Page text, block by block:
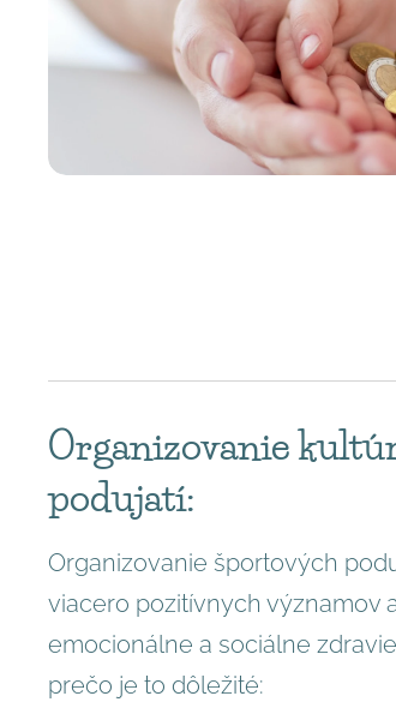
Organizovanie
podujatí:
Organizovanie športových
viacero pozitívnych významov
emocionálne a sociálne
prečo je to dôležité: